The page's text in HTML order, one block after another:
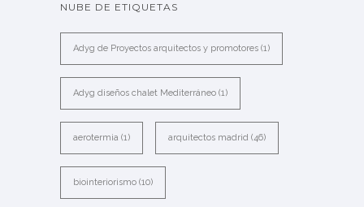
NUBE DE ETIQUETAS
Adyg de Proyectos arquitectos y promotores (1)
Adyg diseños chalet Mediterráneo (1)
aerotermia (1) arquitectos madrid (46)
biointeriorismo (10)